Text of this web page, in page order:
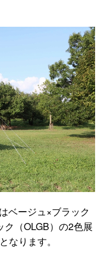
ベージュ×ブラック
ク（OLGB）の2色展
なります。